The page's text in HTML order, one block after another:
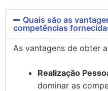
Quais são as
competências
As vantagens de obter
Realização
dominar as